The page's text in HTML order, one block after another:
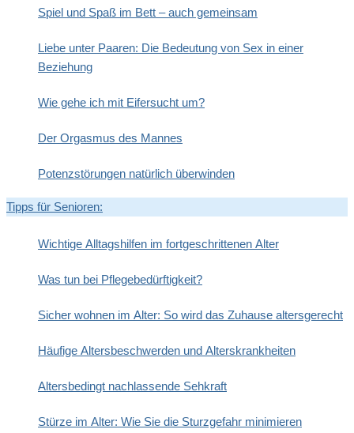
Spiel und Spaß im Bett – auch gemeinsam
Liebe unter Paaren: Die Bedeutung von Sex in einer
Beziehung
Wie gehe ich mit Eifersucht um?
Der Orgasmus des Mannes
Potenzstörungen natürlich überwinden
Tipps für Senioren:
Wichtige Alltagshilfen im fortgeschrittenen Alter
Was tun bei Pflegebedürftigkeit?
Sicher wohnen im Alter: So wird das Zuhause altersgerecht
Häufige Altersbeschwerden und Alterskrankheiten
Altersbedingt nachlassende Sehkraft
Stürze im Alter: Wie Sie die Sturzgefahr minimieren